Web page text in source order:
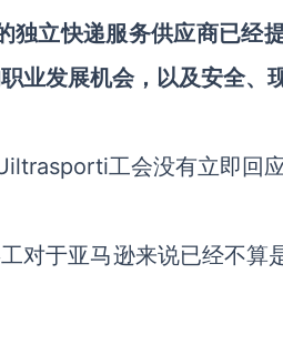
立快递服务供应商已经
业发展机会，以及安全、
工会没有立即回应
对于亚马逊来说已经不算